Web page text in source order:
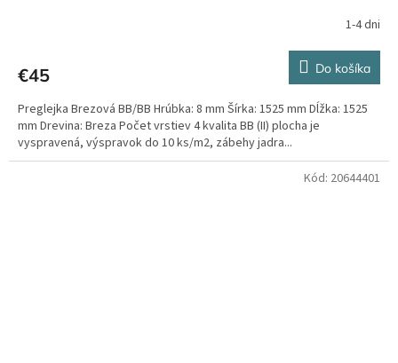
1-4 dni
€45 Do košíka
Preglejka Brezová BB/BB Hrúbka: 8 mm Šírka: 1525 mm Dĺžka: 1525
mm Drevina: Breza Počet vrstiev 4 kvalita BB (II) plocha je
vyspravená, výspravok do 10 ks/m2, zábehy jadra...
Kód: 20644401